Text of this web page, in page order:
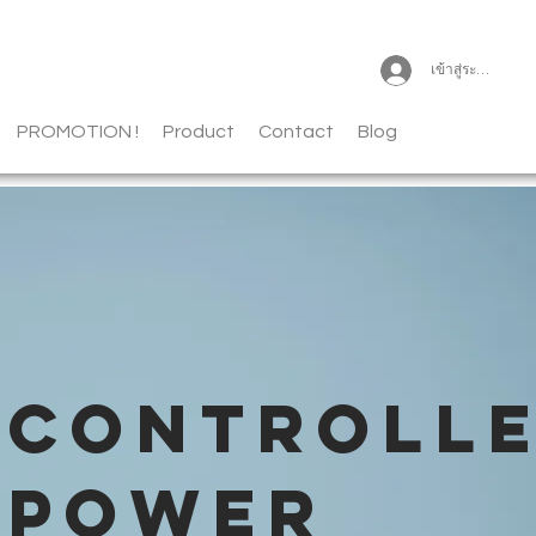
เข้าสู่ระบบ
PROMOTION ! Product Contact Blog
POWER